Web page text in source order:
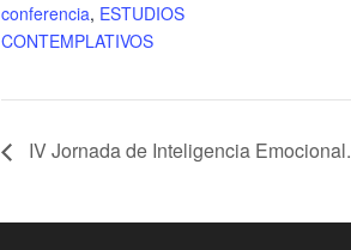
conferencia, ESTUDIOS
CONTEMPLATIVOS
IV Jornada de Inteligencia Emocional.